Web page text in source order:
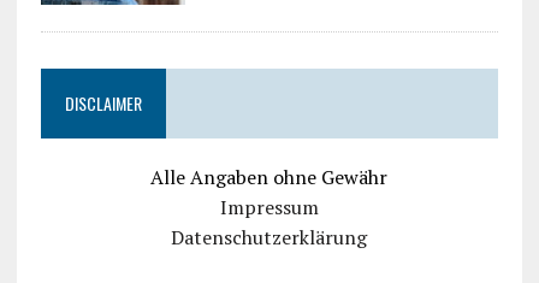
DISCLAIMER
Alle Angaben ohne Gewähr
Impressum
Datenschutzerklärung